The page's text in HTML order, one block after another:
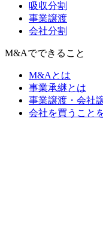
吸収分割
事業譲渡
会社分割
M&Aでできること
M&Aとは
事業承継とは
事業譲渡・会社
会社を買うこと